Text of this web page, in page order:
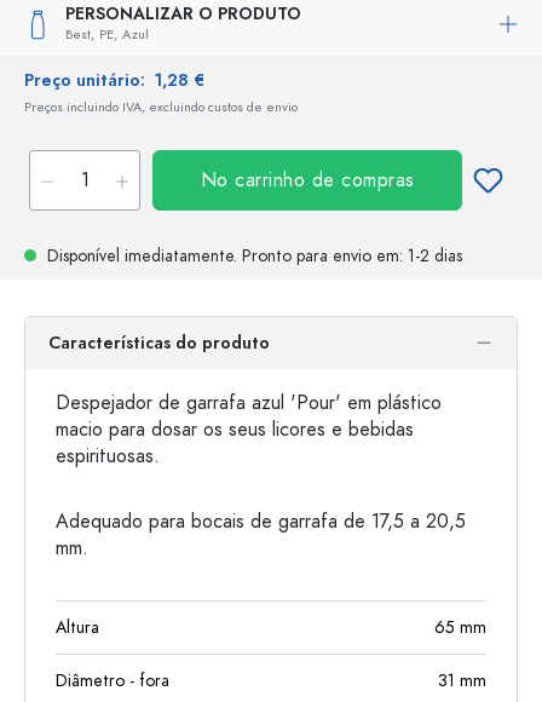
PERSONALIZAR O PRODUTO
Best, PE, Azul
Preço unitário: 1,28 €
Preços incluindo IVA, excluindo custos de envio
No carrinho de compras
Disponível imediatamente. Pronto para envio em: 1-2 dias
Características do produto
Despejador de garrafa azul 'Pour' em plástico
macio para dosar os seus licores e bebidas
espirituosas.
Adequado para bocais de garrafa de 17,5 a 20,5
mm.
Altura 65 mm
Diâmetro - fora 31 mm